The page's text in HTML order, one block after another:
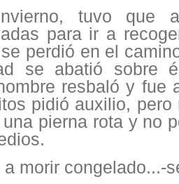
tuvo que
para ir a
perdió en el
se abatió sobre
resbaló y fue
pidió auxilio,
una pierna rota y no
morir congelado...-